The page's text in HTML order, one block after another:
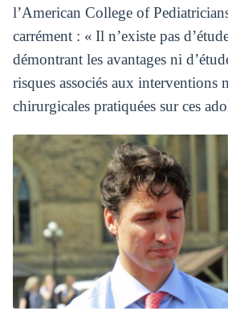
l’American College of
carrément : « Il n’existe pas
démontrant les avantages ni
risques associés aux interventions
chirurgicales pratiquées sur ces